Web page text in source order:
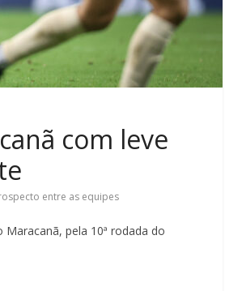
com leve
entre as equipes
pela 10ª rodada do